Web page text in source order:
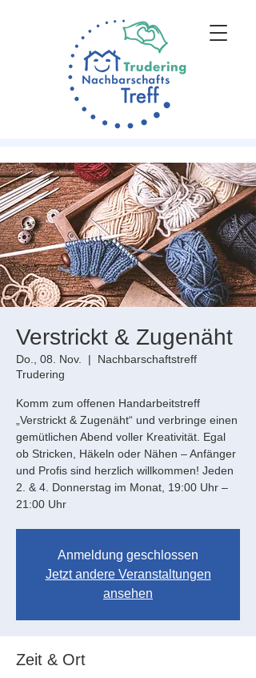
Verstrickt & Zugenäht
Do., 08. Nov.
  |
Nachbarschaftstreff
Trudering
Komm zum offenen Handarbeitstreff
„Verstrickt & Zugenäht“ und verbringe einen
gemütlichen Abend voller Kreativität. Egal
ob Stricken, Häkeln oder Nähen – Anfänger
und Profis sind herzlich willkommen! Jeden
2. & 4. Donnerstag im Monat, 19:00 Uhr –
21:00 Uhr
Anmeldung geschlossen
Jetzt andere Veranstaltungen
ansehen
Zeit & Ort